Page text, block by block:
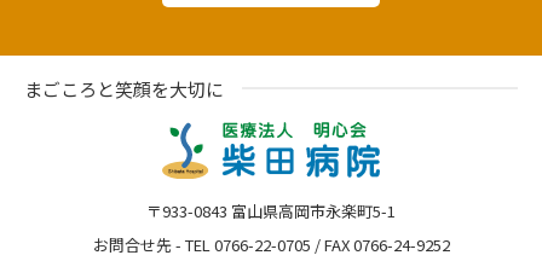
まごころと笑顔を大切に
〒933-0843 富山県高岡市永楽町5-1
お問合せ先 - TEL 0766-22-0705 / FAX 0766-24-9252